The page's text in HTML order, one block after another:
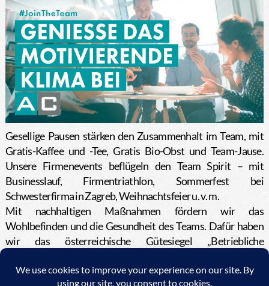
Gesellige Pausen stärken den Zusammenhalt im Team, mit
Gratis-Kaffee und -Tee, Gratis Bio-Obst und Team-Jause.
Unsere Firmenevents beflügeln den Team Spirit – mit
Businesslauf, Firmentriathlon, Sommerfest bei
Schwesterfirma in Zagreb, Weihnachtsfeier u. v. m.
Mit nachhaltigen Maßnahmen fördern wir das
Wohlbefinden und die Gesundheit des Teams. Dafür haben
wir das österreichische Gütesiegel „Betriebliche